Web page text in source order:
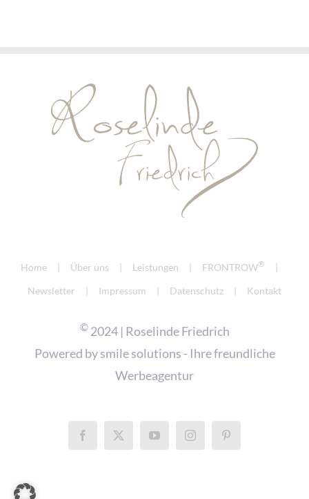
Home Über uns Leistungen FRONTROW®
Newsletter Impressum Datenschutz Kontakt
©2024 | Roselinde Friedrich
Powered bysmile solutions - Ihre freundliche
Werbeagentur